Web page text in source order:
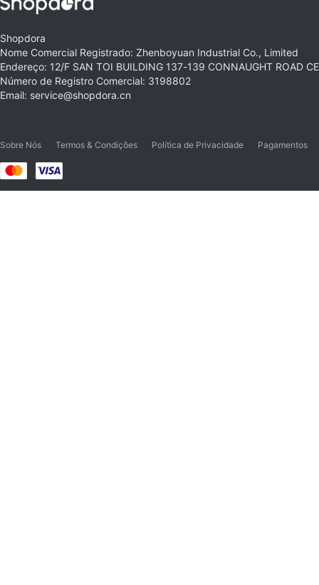
Shopdora
Nome Comercial Registrado: Zhenboyuan Industrial Co., Limited
Endereço: 12/F SAN TOI BUILDING 137-139 CONNAUGHT ROAD
Número de Registro Comercial: 3198802
Email: service@shopdora.cn
Sobre Nós Termos & Condições Política de Privacidade Pagamentos